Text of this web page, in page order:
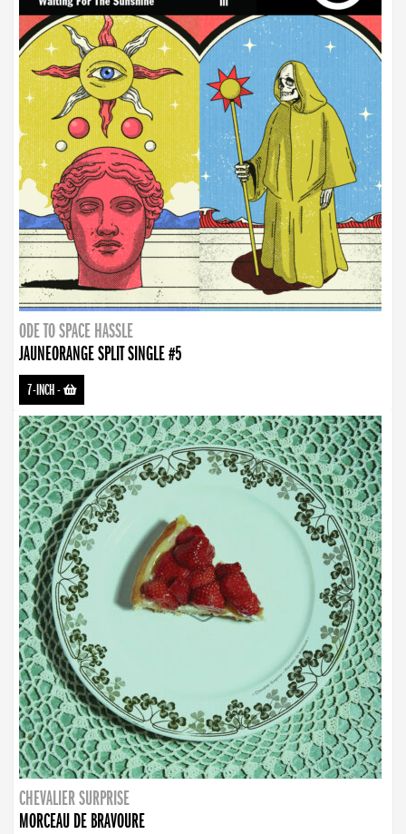
ODE TO SPACE HASSLE
JAUNEORANGE SPLIT SINGLE #5
7-INCH-
CHEVALIER SURPRISE
MORCEAU DE BRAVOURE